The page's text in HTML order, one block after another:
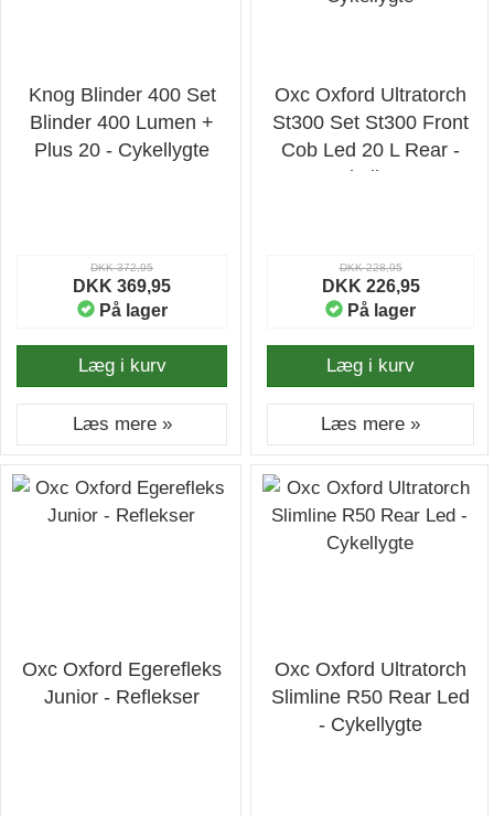
Knog Blinder 400 Set
Blinder 400 Lumen +
Plus 20 - Cykellygte
DKK 372,95
DKK 369,95
På lager
Læg i kurv
Læs mere »
Oxc Oxford Ultratorch
St300 Set St300 Front
Cob Led 20 L Rear -
Cykellygte
DKK 228,95
DKK 226,95
På lager
Læg i kurv
Læs mere »
Oxc Oxford Egerefleks
Junior - Reflekser
Oxc Oxford Ultratorch
Slimline R50 Rear Led
- Cykellygte